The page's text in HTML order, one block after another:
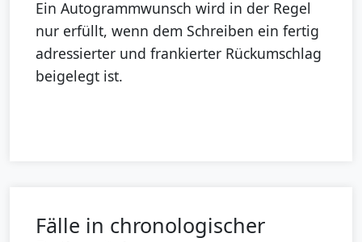
Ein Autogrammwunsch wird in der Regel
nur erfüllt, wenn dem Schreiben ein fertig
adressierter und frankierter Rückumschlag
beigelegt ist.
Fälle in chronologischer